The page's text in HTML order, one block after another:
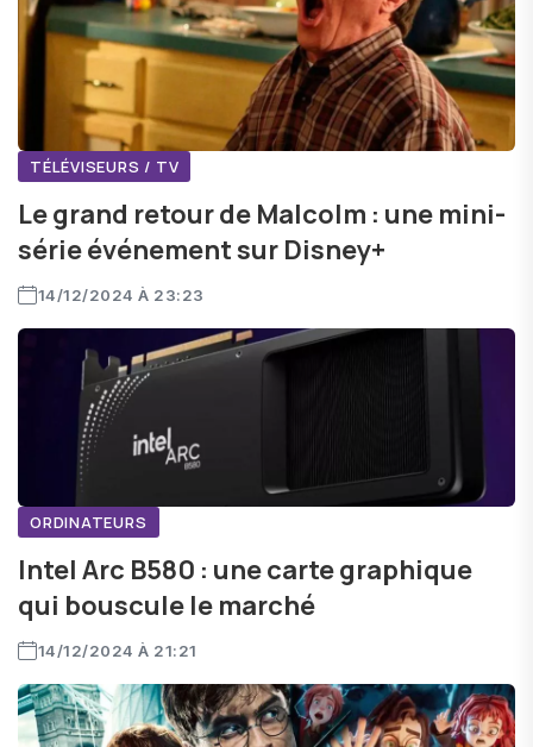
TÉLÉVISEURS / TV
Le grand retour de Malcolm : une mini-
série événement sur Disney+
14/12/2024 À 23:23
ORDINATEURS
Intel Arc B580 : une carte graphique
qui bouscule le marché
14/12/2024 À 21:21